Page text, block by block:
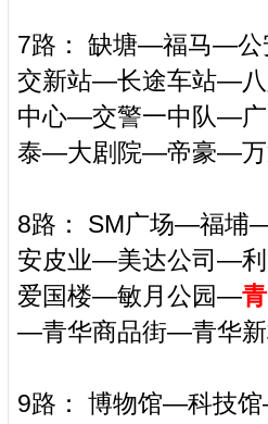
7路： 缺塘—福马—
交新站—长途车站—
中心—交警一中队—
泰—大剧院—帝豪—
8路： SM广场—福
安皮业—美达公司—
爱国楼—敏月公园—
—青华商品街—青华
9路： 博物馆—科技